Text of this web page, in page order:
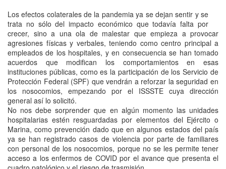
Los efectos colaterales de la pandemia ya se dejan sentir y se
trata no sólo del impacto económico que todavía falta por
crecer, sino a una ola de malestar que empieza a provocar
agresiones físicas y verbales, teniendo como centro principal a
empleados de los hospitales, y en consecuencia se han tomado
acuerdos que modifican los comportamientos en esas
instituciones públicas, como es la participación de los Servicio de
Protección Federal (SPF) que vendrán a reforzar la seguridad en
los nosocomios, empezando por el ISSSTE cuya dirección
general así lo solicitó.
No nos debe sorprender que en algún momento las unidades
hospitalarias estén resguardadas por elementos del Ejército o
Marina, como prevención dado que en algunos estados del país
ya se han registrado casos de violencia por parte de familiares
con personal de los nosocomios, porque no se les permite tener
acceso a los enfermos de COVID por el avance que presenta el